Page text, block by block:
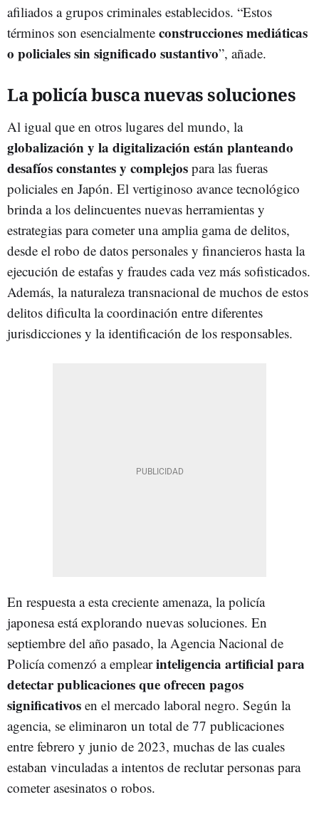
afiliados a grupos criminales establecidos. “Estos
términos son esencialmente construcciones mediáticas
o policiales sin significado sustantivo”, añade.
La policía busca nuevas soluciones
Al igual que en otros lugares del mundo, la
globalización y la digitalización están planteando
desafíos constantes y complejos para las fueras
policiales en Japón. El vertiginoso avance tecnológico
brinda a los delincuentes nuevas herramientas y
estrategias para cometer una amplia gama de delitos,
desde el robo de datos personales y financieros hasta la
ejecución de estafas y fraudes cada vez más sofisticados.
Además, la naturaleza transnacional de muchos de estos
delitos dificulta la coordinación entre diferentes
jurisdicciones y la identificación de los responsables.
En respuesta a esta creciente amenaza, la policía
japonesa está explorando nuevas soluciones. En
septiembre del año pasado, la Agencia Nacional de
Policía comenzó a emplearinteligencia artificial para
detectar publicaciones que ofrecen pagos
significativos en el mercado laboral negro. Según la
agencia, se eliminaron un total de 77 publicaciones
entre febrero y junio de 2023, muchas de las cuales
estaban vinculadas a intentos de reclutar personas para
cometer asesinatos o robos.